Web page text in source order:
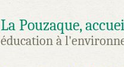
La Pouzaque,
éducation à